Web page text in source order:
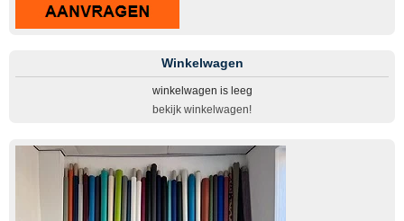
Winkelwagen
winkelwagen is leeg
bekijk winkelwagen!